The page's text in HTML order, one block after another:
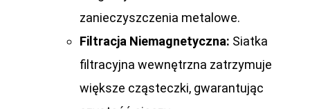
zanieczyszczenia metalowe.
Filtracja Niemagnetyczna: Siatka
filtracyjna wewnętrzna zatrzymuje
większe cząsteczki, gwarantując